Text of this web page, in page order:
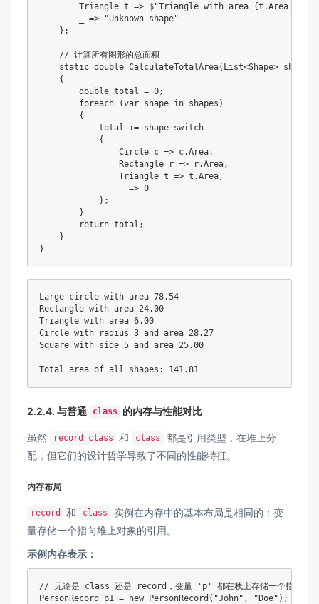
        Triangle t => $"Triangle with area {t.Area:F2}",
        _ => "Unknown shape"
    };
    // 计算所有图形的总面积
    static double CalculateTotalArea(List<Shape> shapes)
    {
        double total = 0;
        foreach (var shape in shapes)
        {
            total += shape switch
            {
                Circle c => c.Area,
                Rectangle r => r.Area,
                Triangle t => t.Area,
                _ => 0
            };
        }
        return total;
    }
Large circle with area 78.54
Rectangle with area 24.00
Triangle with area 6.00
Circle with radius 3 and area 28.27
Square with side 5 and area 25.00
2.2.4. 与普通 class 的内存与性能对比
虽然 record class 和 class
都是引用类型，在堆上分
配，但它们的设计哲学导致了不同的性能特征。
内存布局
record 和 class
实例在内存中的基本布局是相同的：变
量存储一个指向堆上对象的引用。
示例内存表示：
// 无论是 class 还是 record，变量 'p' 都在栈上存储一个指向堆的
PersonRecord p1 = new PersonRecord("John", "Doe"); //